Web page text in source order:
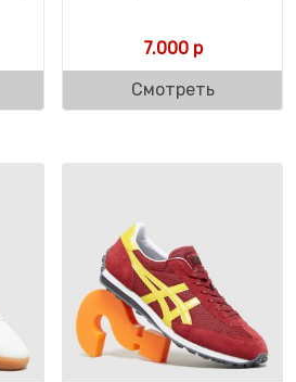
7.000р
Смотреть